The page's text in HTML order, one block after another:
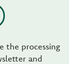
the processing
and